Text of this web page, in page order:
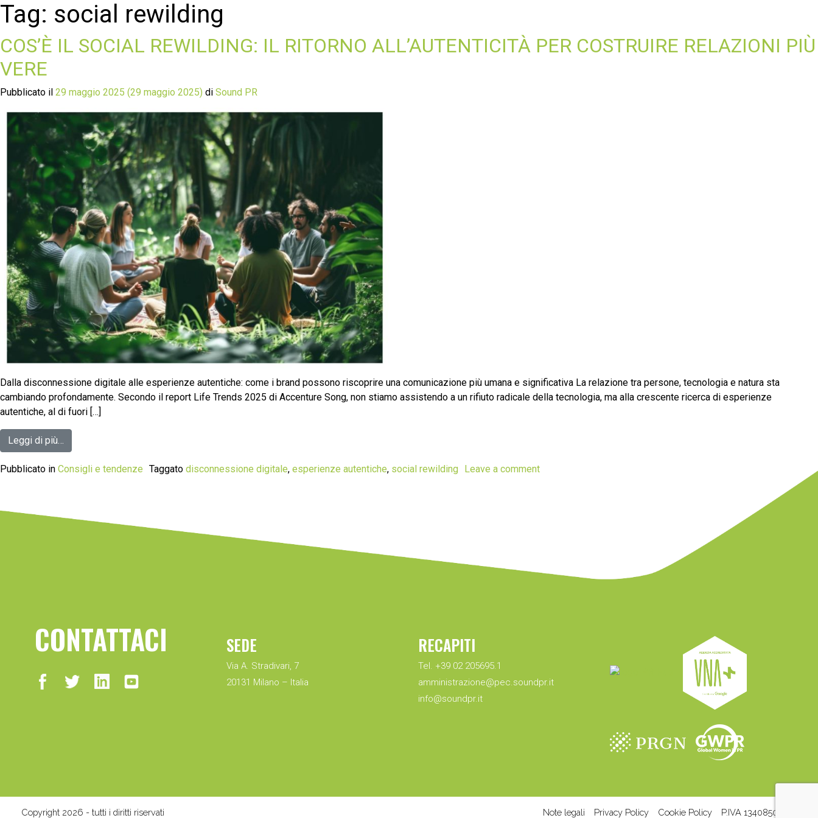
Tag: social rewilding
COS’È IL SOCIAL REWILDING: IL RITORNO ALL’AUTENTICITÀ PER COSTRUIRE RELAZIONI PIÙ
VERE
Pubblicato il 29 maggio 2025 (29 maggio 2025) di Sound PR
Dalla disconnessione digitale alle esperienze autentiche: come i brand possono riscoprire una comunicazione più umana e significativa La relazione tra persone, tecnologia e natura sta
cambiando profondamente. Secondo il report Life Trends 2025 di Accenture Song, non stiamo assistendo a un rifiuto radicale della tecnologia, ma alla crescente ricerca di esperienze
autentiche, al di fuori […]
Leggi di più…
Pubblicato in Consigli e tendenze Taggato disconnessione digitale, esperienze autentiche, social rewilding Leave a comment
CONTATTACI SEDE
Via A. Stradivari, 7
20131 Milano – Italia
RECAPITI
Tel. +39 02 205695.1
amministrazione@pec.soundpr.it
info@soundpr.it
Copyright 2026 - tutti i diritti riservati Note legali Privacy Policy Cookie Policy P.IVA 13408500158